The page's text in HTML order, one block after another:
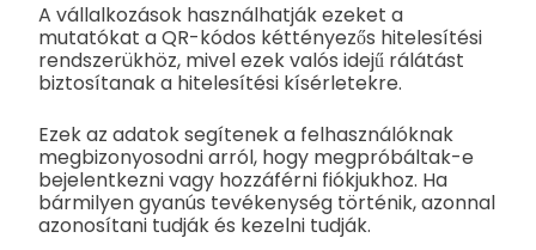
A vállalkozások használhatják ezeket a
mutatókat a QR-kódos kéttényezős hitelesítési
rendszerükhöz, mivel ezek valós idejű rálátást
biztosítanak a hitelesítési kísérletekre.
Ezek az adatok segítenek a felhasználóknak
megbizonyosodni arról, hogy megpróbáltak-e
bejelentkezni vagy hozzáférni fiókjukhoz. Ha
bármilyen gyanús tevékenység történik, azonnal
azonosítani tudják és kezelni tudják.